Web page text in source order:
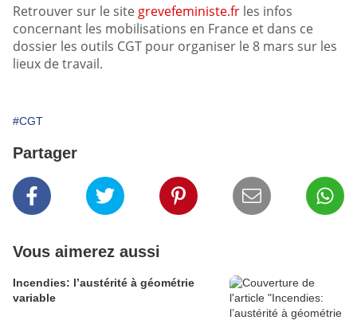
Retrouver sur le site grevefeministe.fr les infos
concernant les mobilisations en France et dans ce
dossier les outils CGT pour organiser le 8 mars sur les
lieux de travail.
#CGT
Partager
Vous aimerez aussi
Incendies: l’austérité à géométrie
variable